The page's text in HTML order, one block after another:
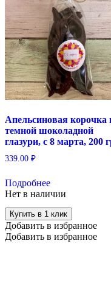
Апельсиновая корочка
темной шоколадной
глазури, с 8 марта, 200
339.00 ₽
Подробнее
Нет в наличии
Купить в 1 клик
Добавить в избранное
Добавить в избранное